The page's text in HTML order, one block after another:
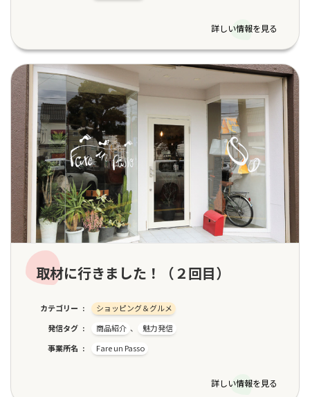
詳しい情報を見る
取材に行きました！（２回目）
カテゴリー
ショッピング＆グルメ
発信タグ
商品紹介 、
魅力発信
事業所名
Fare un Passo
詳しい情報を見る